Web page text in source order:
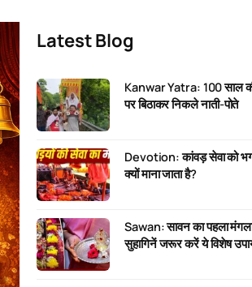
Latest Blog
Kanwar Yatra: 100 साल
पर बिठाकर निकले नाती-पोते
Devotion: कांवड़ सेवा को
क्यों माना जाता है?
Sawan: सावन का पहला
सुहागिनें जरूर करें ये विशेष